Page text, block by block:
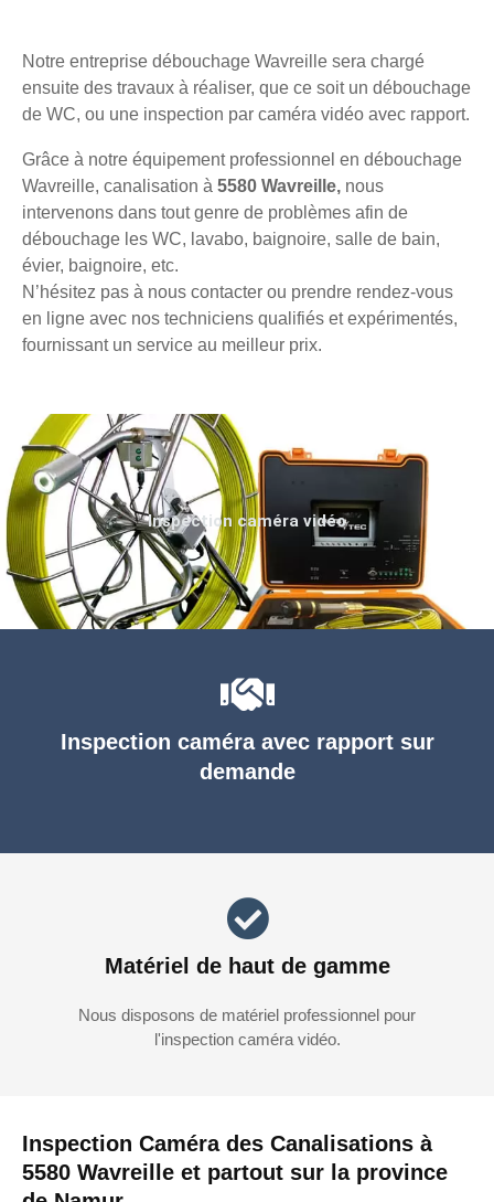
Notre entreprise débouchage Wavreille sera chargé
ensuite des travaux à réaliser, que ce soit un débouchage
de WC, ou une inspection par caméra vidéo avec rapport.
Grâce à notre équipement professionnel en débouchage
Wavreille, canalisation à 5580 Wavreille, nous
intervenons dans tout genre de problèmes afin de
débouchage les WC, lavabo, baignoire, salle de bain,
évier, baignoire, etc.
N’hésitez pas à nous contacter ou prendre rendez-vous
en ligne avec nos techniciens qualifiés et expérimentés,
fournissant un service au meilleur prix.
Inspection Caméra des Canalisations à
5580 Wavreille et partout sur la province
Inspection caméra avec rapport sur
demande
Matériel de haut de gamme
Nous disposons de matériel professionnel pour
l'inspection caméra vidéo.
Inspection caméra vidéo